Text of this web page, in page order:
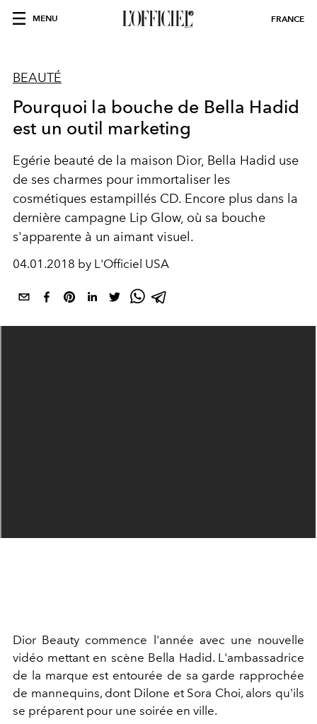
MENU FRANCE
BEAUTÉ
Pourquoi la bouche de Bella Hadid
est un outil marketing
Egérie beauté de la maison Dior, Bella Hadid use
de ses charmes pour immortaliser les
cosmétiques estampillés CD. Encore plus dans la
dernière campagne Lip Glow, où sa bouche
s'apparente à un aimant visuel.
04.01.2018 by L'Officiel USA
Dior Beauty commence l'année avec une nouvelle
vidéo mettant en scène Bella Hadid. L'ambassadrice
de la marque est entourée de sa garde rapprochée
de mannequins, dont Dilone et Sora Choi, alors qu'ils
se préparent pour une soirée en ville.